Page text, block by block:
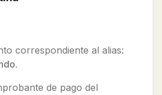
correspondiente al alias:
de pago del